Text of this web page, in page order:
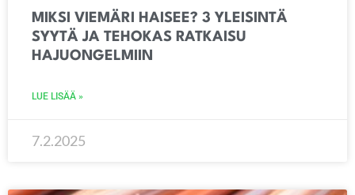
MIKSI VIEMÄRI HAISEE? 3 YLEISINTÄ
SYYTÄ JA TEHOKAS RATKAISU
HAJUONGELMIIN
LUE LISÄÄ »
7.2.2025